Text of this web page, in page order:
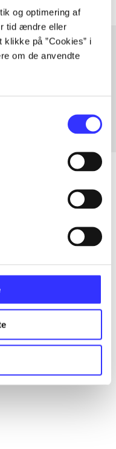
og optimering af
tid ændre eller
på ”Cookies” i
om de anvendte